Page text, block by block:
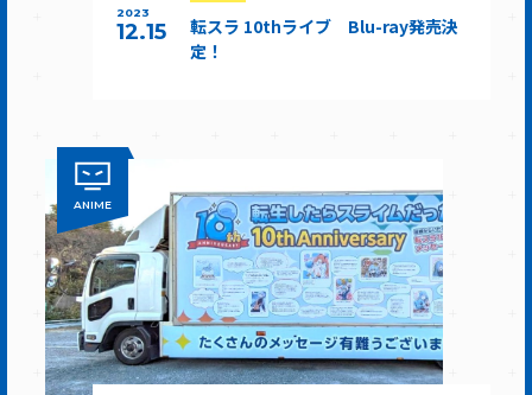
2023
12.15
転スラ 10thライブ Blu-ray発売決
定！
ANIME